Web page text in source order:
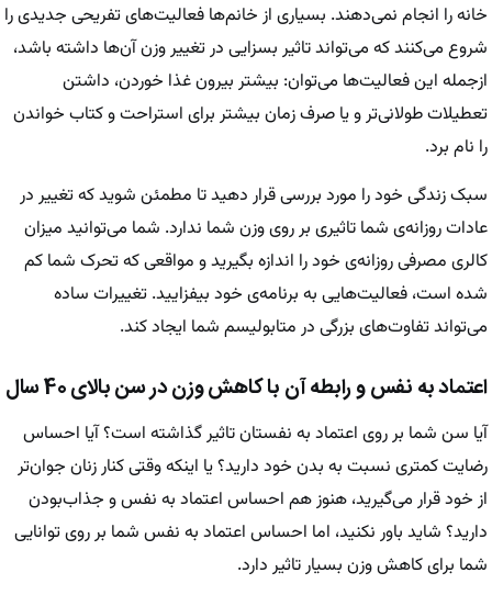
خانه را انجام نمی‌دهند. بسیاری از خانم‌ها فعالیت‌های تفریحی جدیدی را
شروع می‌کنند که می‌تواند تاثیر بسزایی در تغییر وزن آن‌ها داشته باشد،
ازجمله این فعالیت‌ها می‌توان: بیشتر بیرون غذا خوردن، داشتن
تعطیلات طولانی‌تر و یا صرف زمان بیشتر برای استراحت و کتاب خواندن
را نام برد.
سبک زندگی خود را مورد بررسی قرار دهید تا مطمئن شوید که تغییر در
عادات روزانه‌ی شما تاثیری بر روی وزن شما ندارد. شما می‌توانید میزان
کالری مصرفی روزانه‌ی خود را اندازه بگیرید و مواقعی که تحرک شما کم
شده است، فعالیت‌هایی به برنامه‌ی خود بیفزایید. تغییرات ساده
می‌تواند تفاوت‌های بزرگی در متابولیسم شما ایجاد کند.
اعتماد به نفس و رابطه آن با کاهش وزن در سن بالای 40 سال
آیا سن شما بر روی اعتماد به نفستان تاثیر گذاشته است؟ آیا احساس
رضایت کمتری نسبت به بدن خود دارید؟ یا اینکه وقتی کنار زنان جوان‌تر
از خود قرار می‌گیرید، هنوز هم احساس اعتماد به نفس و جذاب‌بودن
دارید؟ شاید باور نکنید، اما احساس اعتماد به نفس شما بر روی توانایی
شما برای کاهش وزن بسیار تاثیر دارد.